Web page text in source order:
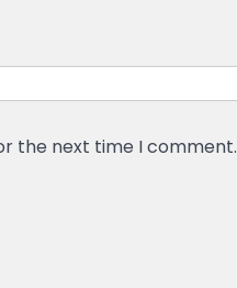
the next time I comment.